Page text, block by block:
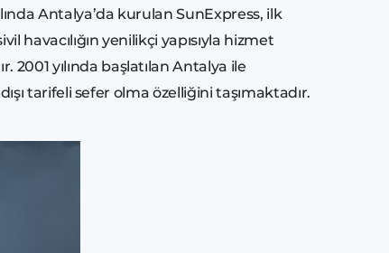
Antalya’da kurulan SunExpress, ilk
yenilikçi yapısıyla hizmet
yılında başlatılan Antalya ile
tarifeli sefer olma özelliğini taşımaktadır.